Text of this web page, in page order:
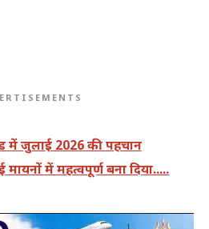
में जुलाई 2026 की पहचान
में महत्वपूर्ण बना दिया.....